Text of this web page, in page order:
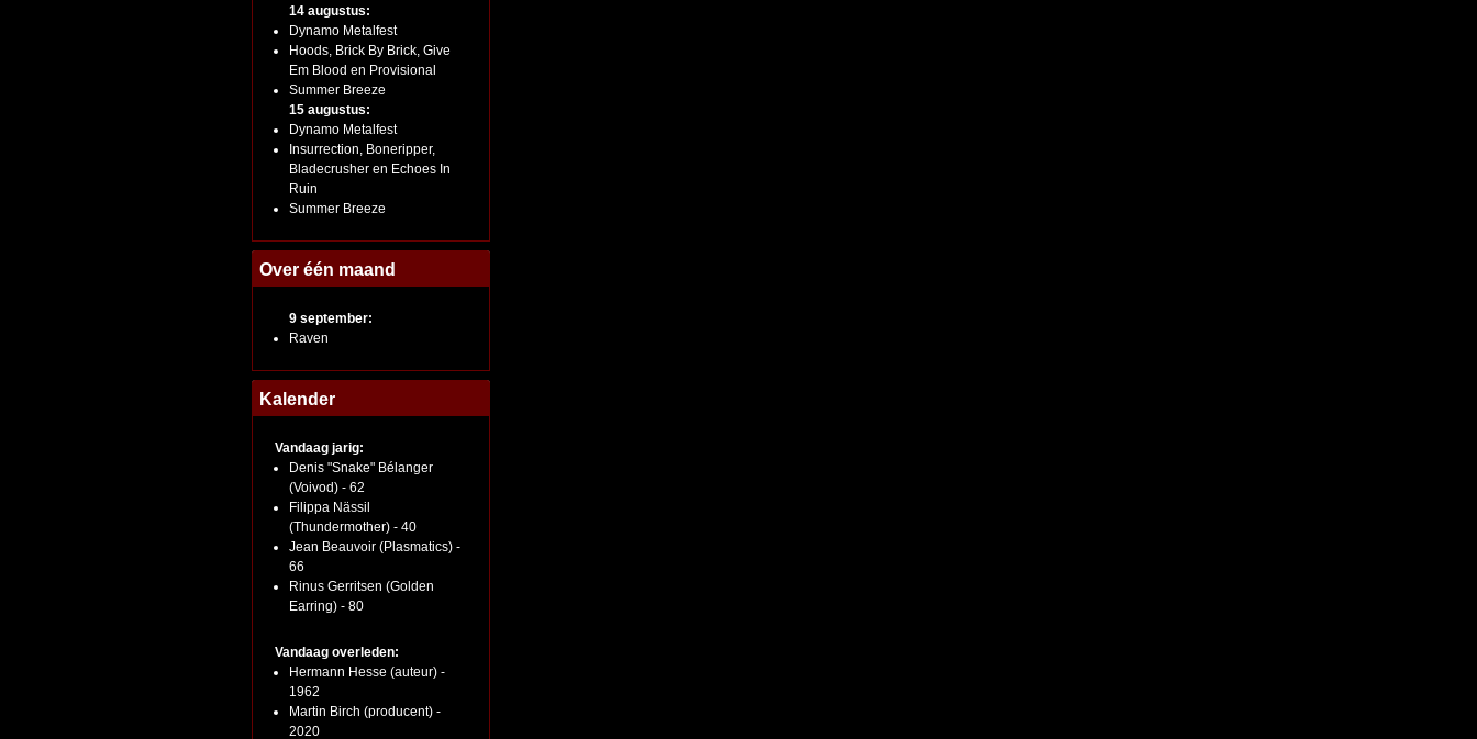
14 augustus:
Dynamo Metalfest
Hoods, Brick By Brick, Give
Em Blood en Provisional
Summer Breeze
15 augustus:
Dynamo Metalfest
Insurrection, Boneripper,
Bladecrusher en Echoes In
Ruin
Summer Breeze
Over één maand
9 september:
Raven
Kalender
Vandaag jarig:
Denis "Snake" Bélanger
(Voivod) - 62
Filippa Nässil
(Thundermother) - 40
Jean Beauvoir (Plasmatics) -
66
Rinus Gerritsen (Golden
Earring) - 80
Vandaag overleden:
Hermann Hesse (auteur) -
1962
Martin Birch (producent) -
2020